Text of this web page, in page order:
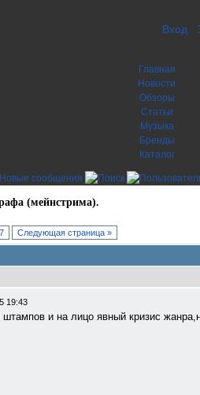
Вход
Главная
Новости
Обзоры
Статьи
Музыка
Бренды
Каталог
(мейнстрима).
Следующая страница »
19:43
и на лицо явный кризис